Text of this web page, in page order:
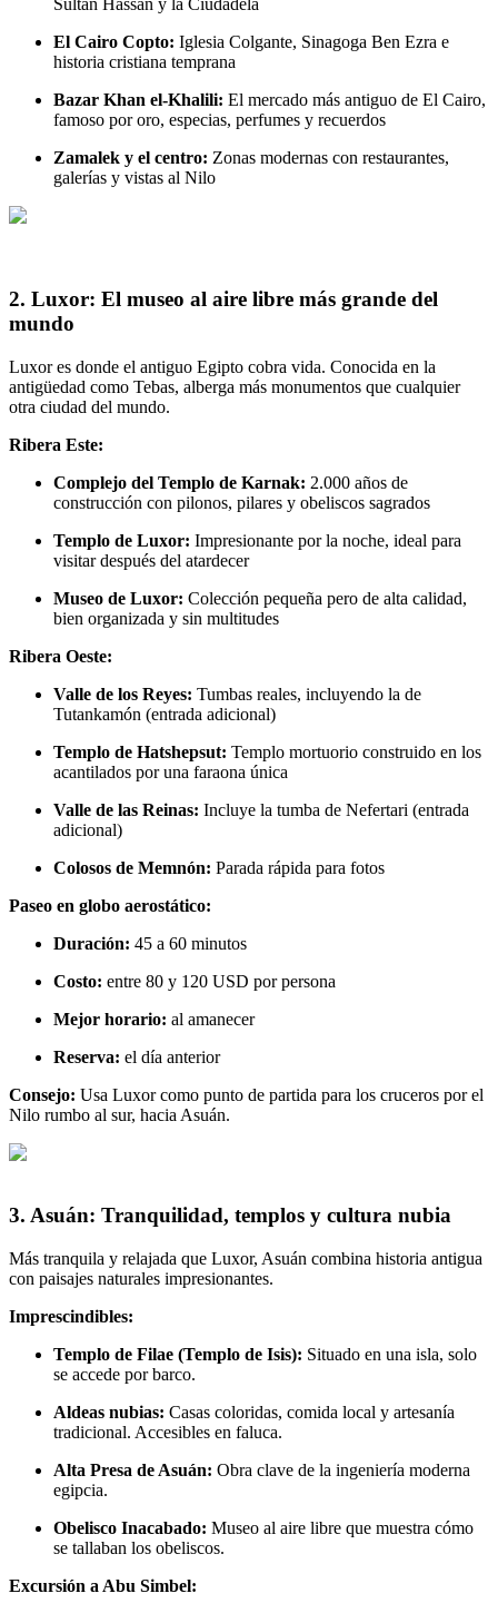
Sultán Hassan y la Ciudadela
El Cairo Copto: Iglesia Colgante, Sinagoga Ben Ezra e
historia cristiana temprana
Bazar Khan el-Khalili: El mercado más antiguo de El Cairo,
famoso por oro, especias, perfumes y recuerdos
Zamalek y el centro: Zonas modernas con restaurantes,
galerías y vistas al Nilo
2. Luxor: El museo al aire libre más grande del
mundo
Luxor es donde el antiguo Egipto cobra vida. Conocida en la
antigüedad como Tebas, alberga más monumentos que cualquier
otra ciudad del mundo.
Ribera Este:
Complejo del Templo de Karnak: 2.000 años de
construcción con pilonos, pilares y obeliscos sagrados
Templo de Luxor: Impresionante por la noche, ideal para
visitar después del atardecer
Museo de Luxor: Colección pequeña pero de alta calidad,
bien organizada y sin multitudes
Ribera Oeste:
Valle de los Reyes: Tumbas reales, incluyendo la de
Tutankamón (entrada adicional)
Templo de Hatshepsut: Templo mortuorio construido en los
acantilados por una faraona única
Valle de las Reinas: Incluye la tumba de Nefertari (entrada
adicional)
Colosos de Memnón: Parada rápida para fotos
Paseo en globo aerostático:
Duración: 45 a 60 minutos
Costo: entre 80 y 120 USD por persona
Mejor horario: al amanecer
Reserva: el día anterior
Consejo: Usa Luxor como punto de partida para los cruceros por el
Nilo rumbo al sur, hacia Asuán.
3. Asuán: Tranquilidad, templos y cultura nubia
Más tranquila y relajada que Luxor, Asuán combina historia antigua
con paisajes naturales impresionantes.
Imprescindibles:
Templo de Filae (Templo de Isis): Situado en una isla, solo
se accede por barco.
Aldeas nubias: Casas coloridas, comida local y artesanía
tradicional. Accesibles en faluca.
Alta Presa de Asuán: Obra clave de la ingeniería moderna
egipcia.
Obelisco Inacabado: Museo al aire libre que muestra cómo
se tallaban los obeliscos.
Excursión a Abu Simbel: